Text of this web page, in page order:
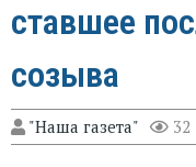
ставшее
созыва
"Наша газета" 32